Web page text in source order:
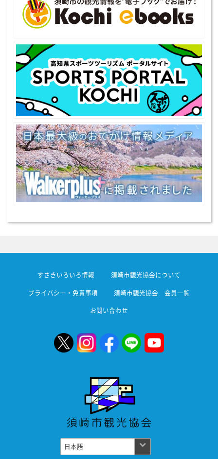
すさきいろいろ情報 須崎市観光協会について
プライバシー・免責事項 須崎市観光協会 会員一覧
お問い合わせ